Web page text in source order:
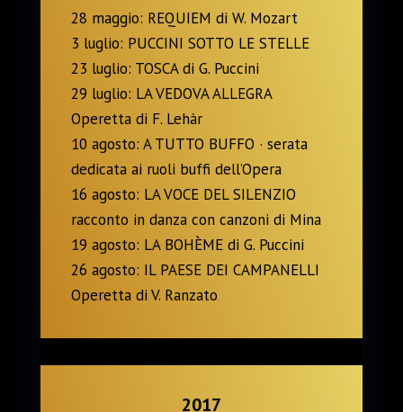
28 maggio: REQUIEM di W. Mozart
3 luglio: PUCCINI SOTTO LE STELLE
23 luglio: TOSCA di G. Puccini
29 luglio: LA VEDOVA ALLEGRA
Operetta di F. Lehàr
10 agosto: A TUTTO BUFFO · serata
dedicata ai ruoli buffi dell’Opera
16 agosto: LA VOCE DEL SILENZIO
racconto in danza con canzoni di Mina
19 agosto: LA BOHÈME di G. Puccini
26 agosto: IL PAESE DEI CAMPANELLI
Operetta di V. Ranzato
2017